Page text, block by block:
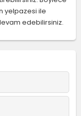
yelpazesi ile
edebilirsiniz.